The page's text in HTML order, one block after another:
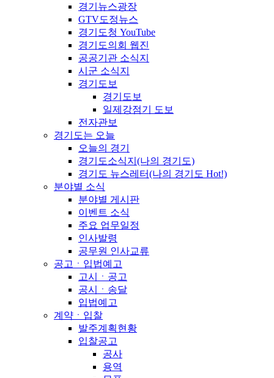
경기뉴스광장
GTV도정뉴스
경기도청 YouTube
경기도의회 웹진
공공기관 소식지
시군 소식지
경기도보
경기도보
일제강점기 도보
전자관보
경기도는 오늘
오늘의 경기
경기도소식지(나의 경기도)
경기도 뉴스레터(나의 경기도 Hot!)
분야별 소식
분야별 게시판
이벤트 소식
주요 업무일정
인사발령
공무원 인사교류
공고ㆍ입법예고
고시ㆍ공고
공시ㆍ송달
입법예고
계약ㆍ입찰
발주계획현황
입찰공고
공사
용역